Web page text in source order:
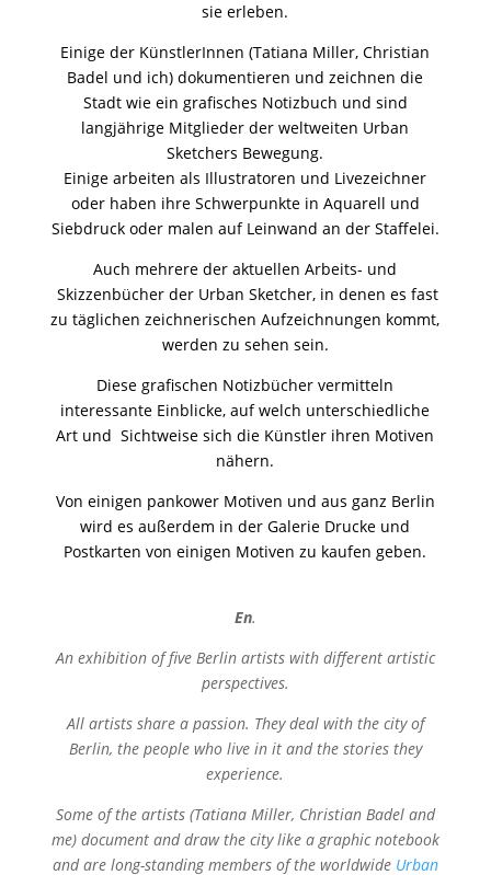
sie erleben.
Einige der KünstlerInnen (Tatiana Miller, Christian
Badel und ich) dokumentieren und zeichnen die
Stadt wie ein grafisches Notizbuch und sind
langjährige Mitglieder der weltweiten Urban
Sketchers Bewegung.
Einige arbeiten als Illustratoren und Livezeichner
oder haben ihre Schwerpunkte in Aquarell und
Siebdruck oder malen auf Leinwand an der Staffelei.
Auch mehrere der aktuellen Arbeits- und
Skizzenbücher der Urban Sketcher, in denen es fast
zu täglichen zeichnerischen Aufzeichnungen kommt,
werden zu sehen sein.
Diese grafischen Notizbücher vermitteln
interessante Einblicke, auf welch unterschiedliche
Art und Sichtweise sich die Künstler ihren Motiven
nähern.
Von einigen pankower Motiven und aus ganz Berlin
wird es außerdem in der Galerie Drucke und
Postkarten von einigen Motiven zu kaufen geben.
En.
An exhibition of five Berlin artists with different artistic
perspectives.
All artists share a passion. They deal with the city of
Berlin, the people who live in it and the stories they
experience.
Some of the artists (Tatiana Miller, Christian Badel and
me) document and draw the city like a graphic notebook
and are long-standing members of the worldwide Urban